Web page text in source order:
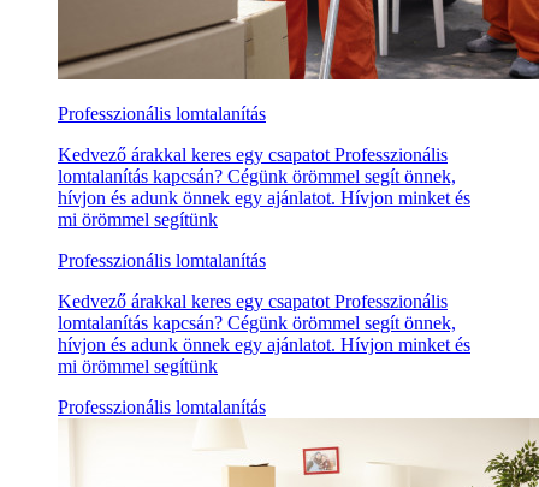
Professzionális lomtalanítás
Kedvező árakkal keres egy csapatot Professzionális
lomtalanítás kapcsán? Cégünk örömmel segít önnek,
hívjon és adunk önnek egy ajánlatot. Hívjon minket és
mi örömmel segítünk
Professzionális lomtalanítás
Kedvező árakkal keres egy csapatot Professzionális
lomtalanítás kapcsán? Cégünk örömmel segít önnek,
hívjon és adunk önnek egy ajánlatot. Hívjon minket és
mi örömmel segítünk
Professzionális lomtalanítás